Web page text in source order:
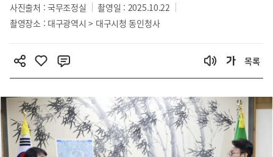
사진출처 : 국무조정실
촬영일 : 2025.10.22
촬영장소 : 대구광역시 > 대구시청 동인청사
목록